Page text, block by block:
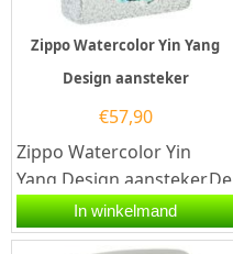
Zippo Watercolor Yin Yang
Design aansteker
€57,90
Zippo Watercolor Yin
Yang Design aansteker.De
Zippo Watercolor Yin
Yang Design aansteker
In winkelmand